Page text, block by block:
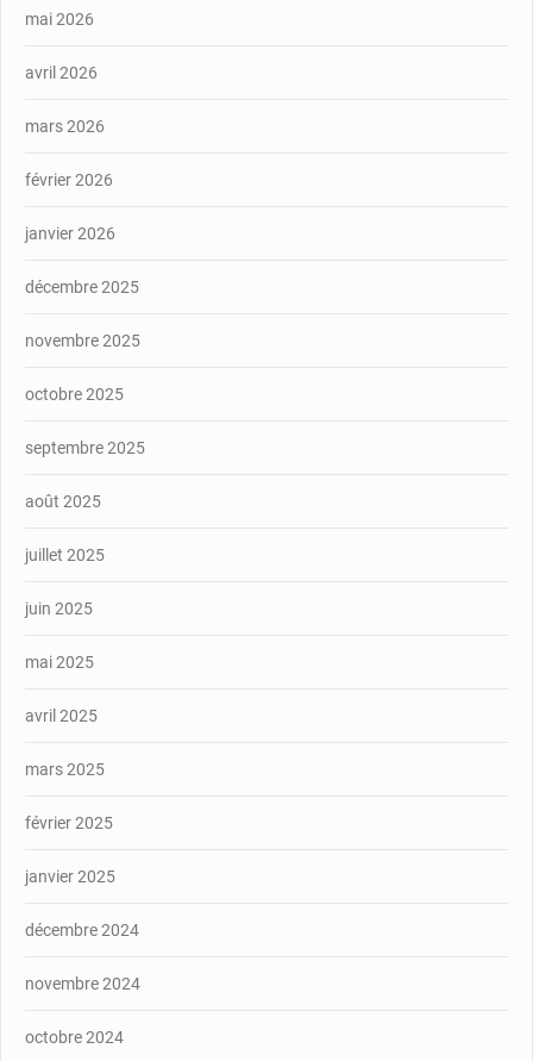
mai 2026
avril 2026
mars 2026
février 2026
janvier 2026
décembre 2025
novembre 2025
octobre 2025
septembre 2025
août 2025
juillet 2025
juin 2025
mai 2025
avril 2025
mars 2025
février 2025
janvier 2025
décembre 2024
novembre 2024
octobre 2024